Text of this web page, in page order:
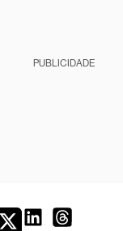
PUBLICIDADE